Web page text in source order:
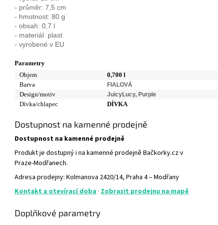
- průměr: 7,5 cm
- hmotnost: 80 g
- obsah: 0,7 l
- materiál: plast
- vyrobené v EU
Parametry
Objem
0,700 l
Barva
FIALOVÁ
Design/motiv JuicyLucy, Purple
Dívka/chlapec DÍVKA
Dostupnost na kamenné prodejně
Dostupnost na kamenné prodejně
Produkt je dostupný i na kamenné prodejně Bačkorky.cz v
Praze-Modřanech.
Adresa prodejny: Kolmanova 2420/14, Praha 4 – Modřany
Kontakt a otevírací doba · Zobrazit prodejnu na mapě
Doplňkové parametry